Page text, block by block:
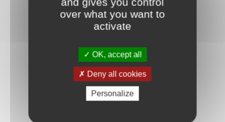
over what you want to
activate
OK, accept all
Deny all cookies
Personalize